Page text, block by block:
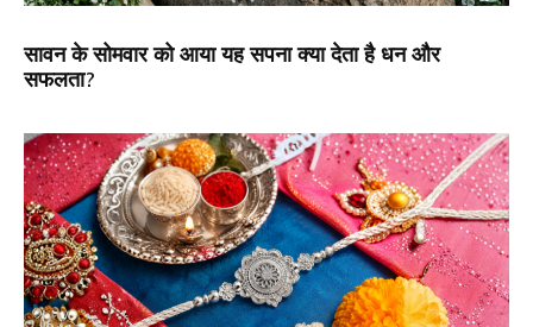
सावन के सोमवार को आया यह सपना क्या देता है धन और
सफलता?